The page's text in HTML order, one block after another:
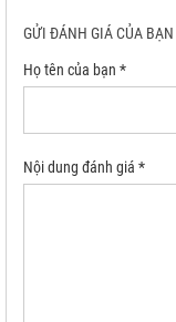
GỬI ĐÁNH GIÁ CỦA BẠN
Họ tên của bạn *
Nội dung đánh giá *